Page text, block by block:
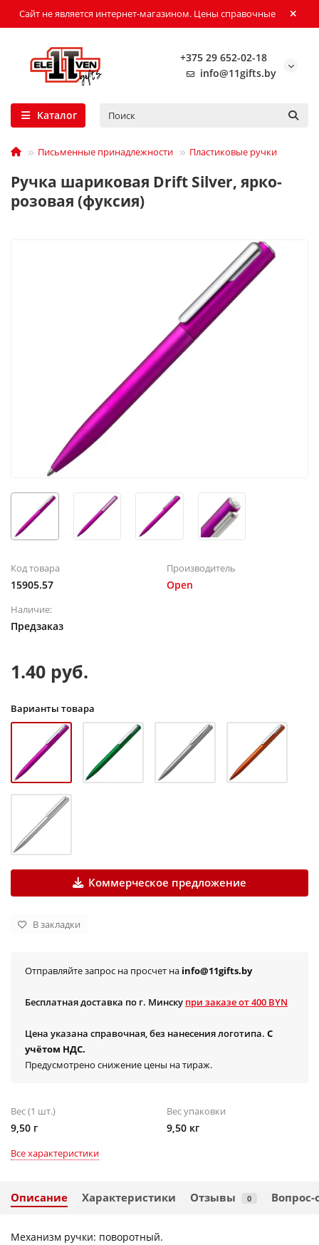
Сайт не является интернет-магазином. Цены справочные
+375 29 652-02-18
info@11gifts.by
Каталог
Письменные принадлежности Пластиковые ручки
Ручка шариковая Drift Silver, ярко-
розовая (фуксия)
Код товара
15905.57
Производитель
Open
Наличие:
Предзаказ
1.40 руб.
Варианты товара
Коммерческое предложение
В закладки
Отправляйте запрос на просчет на info@11gifts.by
Бесплатная доставка по г. Минску при заказе от 400 BYN
Цена указана справочная, без нанесения логотипа. С
учётом НДС.
Предусмотрено снижение цены на тираж.
Вес (1 шт.)
9,50 г
Вес упаковки
9,50 кг
Все характеристики
Описание Характеристики Отзывы 0 Вопрос-
Механизм ручки: поворотный.